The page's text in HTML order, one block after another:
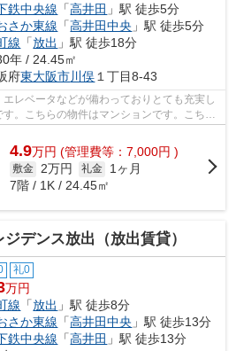
鉄中央線 「高井田 」駅 徒歩5分
さか東線 「高井田中央 」駅 徒歩5分
線 「放出 」駅 徒歩18分
年 / 24.45㎡
府東大阪市川俣 １丁目8-43
レベータなどが備わっておりとても充実し
。こちらの物件はマンションです。こちら
4.9万円 (管理費等：7,000円 )
敷金 2万円 礼金
1ヶ月
7階 / 1K / 24.45㎡
デンス放出（放出賃貸）
礼0
万円
線 「放出 」駅 徒歩8分
さか東線 「高井田中央 」駅 徒歩13分
鉄中央線 「高井田 」駅 徒歩13分